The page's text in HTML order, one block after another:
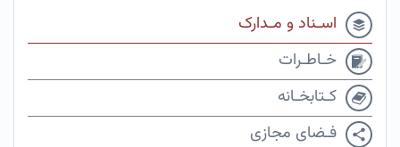
اسـناد و مـدارک
خـاطـرات
کـتابخـانه
فـضای مجازی